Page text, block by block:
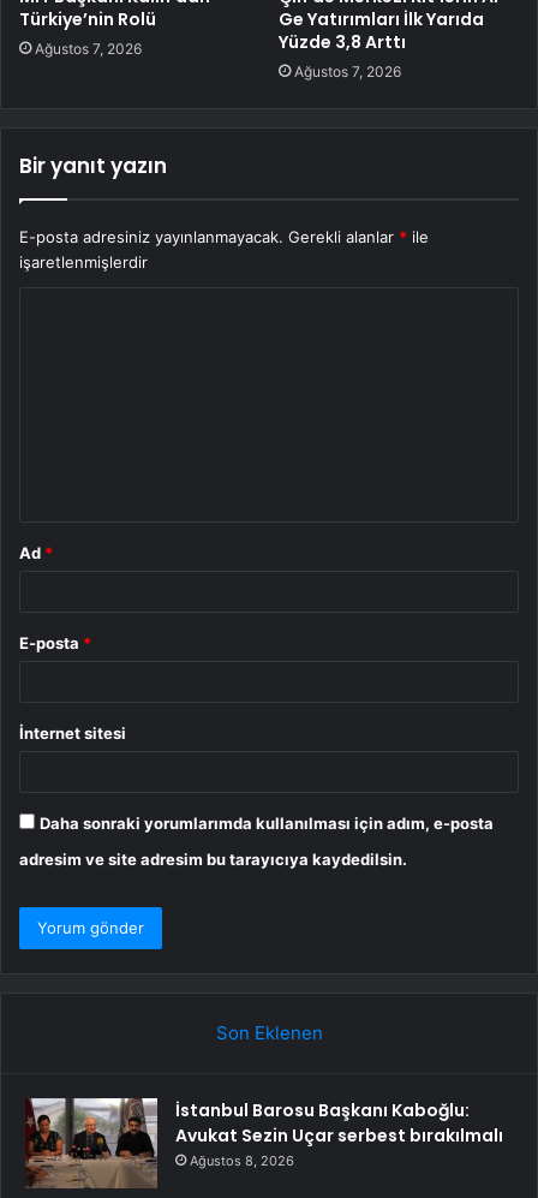
Türkiye’nin Rolü
Ağustos 7, 2026
Ge Yatırımları İlk Yarıda
Yüzde 3,8 Arttı
Ağustos 7, 2026
Bir yanıt yazın
E-posta adresiniz yayınlanmayacak. Gerekli alanlar * ile
işaretlenmişlerdir
Ad *
E-posta *
İnternet sitesi
Daha sonraki yorumlarımda kullanılması için adım, e-posta
adresim ve site adresim bu tarayıcıya kaydedilsin.
Son Eklenen
İstanbul Barosu Başkanı Kaboğlu:
Avukat Sezin Uçar serbest bırakılmalı
Ağustos 8, 2026